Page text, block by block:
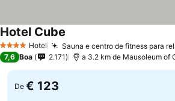
4 EstrelasHotel Sauna e centro de fitness para
Hotel Cube
7,6 Boa 2.171 a 3.2 km de Mausoleum of
De € 123